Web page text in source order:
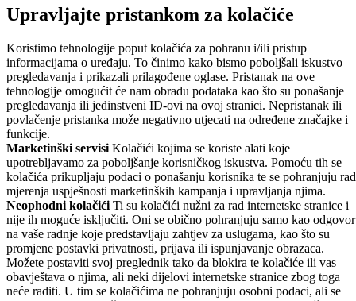
Upravljajte pristankom za kolačiće
Koristimo tehnologije poput kolačića za pohranu i/ili pristup
informacijama o uređaju. To činimo kako bismo poboljšali iskustvo
pregledavanja i prikazali prilagođene oglase. Pristanak na ove
tehnologije omogućit će nam obradu podataka kao što su ponašanje
pregledavanja ili jedinstveni ID-ovi na ovoj stranici. Nepristanak ili
povlačenje pristanka može negativno utjecati na određene značajke i
funkcije.
Marketinški servisi Kolačići kojima se koriste alati koje
upotrebljavamo za poboljšanje korisničkog iskustva. Pomoću tih se
kolačića prikupljaju podaci o ponašanju korisnika te se pohranjuju
mjerenja uspješnosti marketinških kampanja i upravljanja njima.
Neophodni kolačići Ti su kolačići nužni za rad internetske stranice i
nije ih moguće isključiti. Oni se obično pohranjuju samo kao odgovor
na vaše radnje koje predstavljaju zahtjev za uslugama, kao što su
promjene postavki privatnosti, prijava ili ispunjavanje obrazaca.
Možete postaviti svoj preglednik tako da blokira te kolačiće ili vas
obavještava o njima, ali neki dijelovi internetske stranice zbog toga
neće raditi. U tim se kolačićima ne pohranjuju osobni podaci, ali se